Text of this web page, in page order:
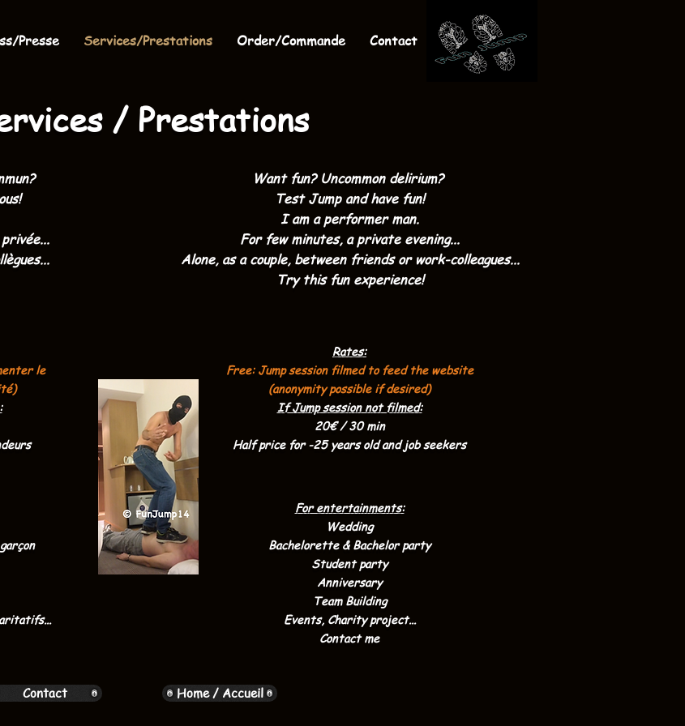
Presse Services/Prestations Order/Commande Contact
/ Prestations
Want fun? Uncommon delirium?
Test Jump and have fun!
I am a performer man.
For few minutes, a private evening...
Alone, as a couple, between friends or work-colleagues...
Try this fun experience!
le
Rates:
Free: Jump session filmed to feed the website
(anonymity possible if desired)
If Jump session not filmed:
20€ / 30 min
Half price for -25 years old and job seekers
For entertainments:
Wedding
Bachelorette & Bachelor party
Student party
Anniversary
Team Building
Events, Charity project...
Contact me
Contact Home / Accueil